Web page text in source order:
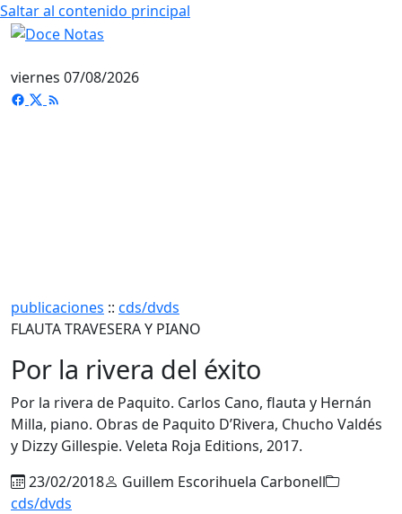
Saltar al contenido principal
viernes 07/08/2026
publicaciones :: cds/dvds
FLAUTA TRAVESERA Y PIANO
Por la rivera del éxito
Por la rivera de Paquito. Carlos Cano, flauta y Hernán
Milla, piano. Obras de Paquito D’Rivera, Chucho Valdés
y Dizzy Gillespie. Veleta Roja Editions, 2017.
23/02/2018
Guillem Escorihuela Carbonell
cds/dvds